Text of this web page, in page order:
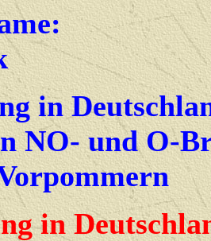
in
NO- und O-
in